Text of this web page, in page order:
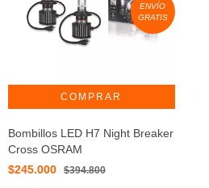
ENVÍO
GRATIS
Bombillos LED H7 Night Breaker
Cross OSRAM
$245.000
$394.800